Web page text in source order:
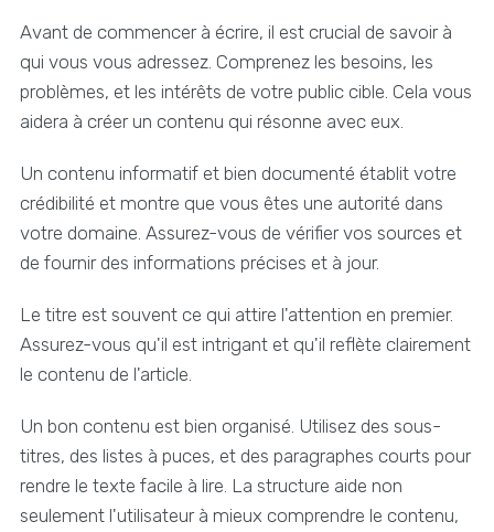
Avant de commencer à écrire, il est crucial de savoir à
qui vous vous adressez. Comprenez les besoins, les
problèmes, et les intérêts de votre public cible. Cela vous
aidera à créer un contenu qui résonne avec eux.
Un contenu informatif et bien documenté établit votre
crédibilité et montre que vous êtes une autorité dans
votre domaine. Assurez-vous de vérifier vos sources et
de fournir des informations précises et à jour.
Le titre est souvent ce qui attire l'attention en premier.
Assurez-vous qu'il est intrigant et qu'il reflète clairement
le contenu de l'article.
Un bon contenu est bien organisé. Utilisez des sous-
titres, des listes à puces, et des paragraphes courts pour
rendre le texte facile à lire. La structure aide non
seulement l'utilisateur à mieux comprendre le contenu,